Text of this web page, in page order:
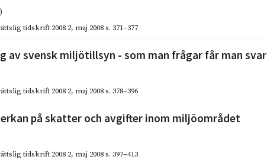
tidskrift 2008 2, maj 2008s. 371–377
av svensk miljötillsyn - som man frågar får man svar
tidskrift 2008 2, maj 2008s. 378–396
på skatter och avgifter inom miljöområdet
tidskrift 2008 2, maj 2008s. 397–413